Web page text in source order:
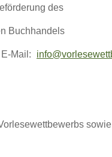
des
Buchhandels
Mail: